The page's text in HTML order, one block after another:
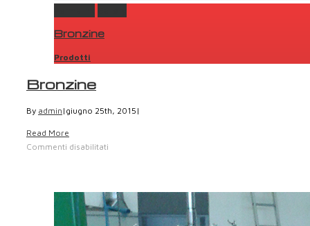
Bronzine
Prodotti
Bronzine
By admin | giugno 25th, 2015 |
Read More
Commenti disabilitati